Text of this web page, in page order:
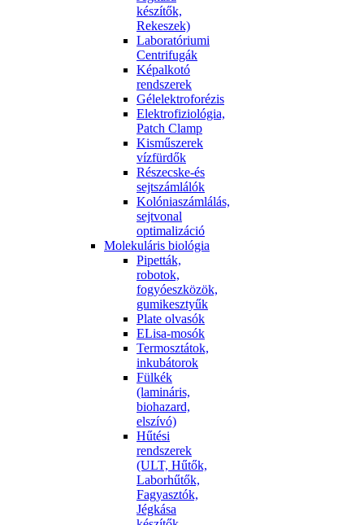
készítők,
Rekeszek)
Laboratóriumi
Centrifugák
Képalkotó
rendszerek
Gélelektroforézis
Elektrofiziológia,
Patch Clamp
Kisműszerek
vízfürdők
Részecske-és
sejtszámlálók
Kolóniaszámlálás,
sejtvonal
optimalizáció
Molekuláris biológia
Pipetták,
robotok,
fogyóeszközök,
gumikesztyűk
Plate olvasók
ELisa-mosók
Termosztátok,
inkubátorok
Fülkék
(lamináris,
biohazard,
elszívó)
Hűtési
rendszerek
(ULT, Hűtők,
Laborhűtők,
Fagyasztók,
Jégkása